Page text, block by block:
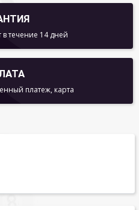
течение 14 дней
платеж, карта